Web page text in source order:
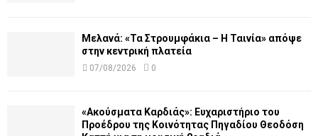
Μελανά: «Τα Στρουμφάκια – Η Ταινία» απόψε
στην κεντρική πλατεία
07/08/2026 0
«Ακούσματα Καρδιάς»: Ευχαριστήριο του
Προέδρου της Κοινότητας Πηγαδίου Θεοδόση